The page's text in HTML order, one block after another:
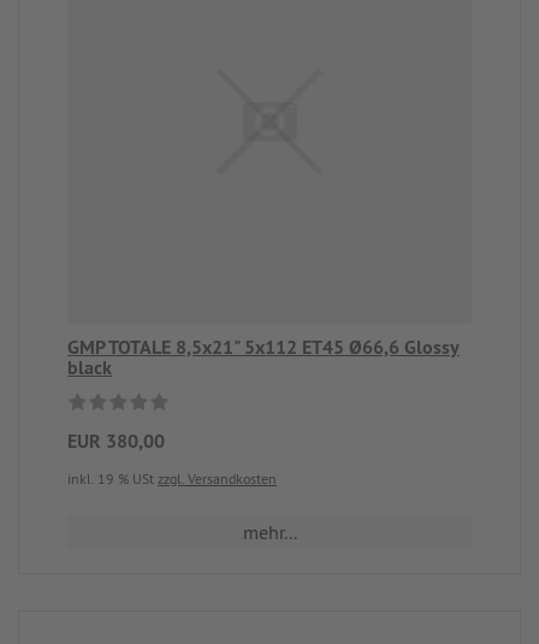
GMP TOTALE 8,5x21" 5x112 ET45 Ø66,6 Glossy
black
EUR 380,00
inkl. 19 % USt zzgl. Versandkosten
mehr...